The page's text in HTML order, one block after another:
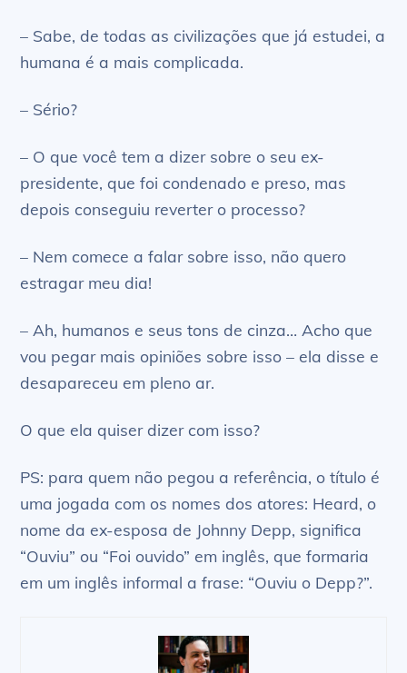
– Sabe, de todas as civilizações que já estudei, a
humana é a mais complicada.
– Sério?
– O que você tem a dizer sobre o seu ex-
presidente, que foi condenado e preso, mas
depois conseguiu reverter o processo?
– Nem comece a falar sobre isso, não quero
estragar meu dia!
– Ah, humanos e seus tons de cinza… Acho que
vou pegar mais opiniões sobre isso – ela disse e
desapareceu em pleno ar.
O que ela quiser dizer com isso?
PS: para quem não pegou a referência, o título é
uma jogada com os nomes dos atores: Heard, o
nome da ex-esposa de Johnny Depp, significa
“Ouviu” ou “Foi ouvido” em inglês, que formaria
em um inglês informal a frase: “Ouviu o Depp?”.